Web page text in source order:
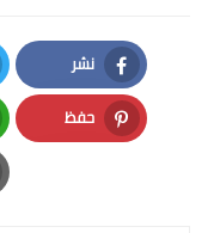
نشر
Facebook
حفظ
Pinterest